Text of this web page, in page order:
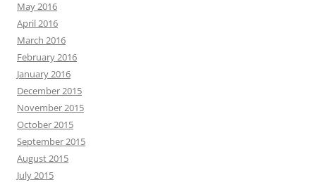
May 2016
April 2016
March 2016
February 2016
January 2016
December 2015
November 2015
October 2015
September 2015
August 2015
July 2015